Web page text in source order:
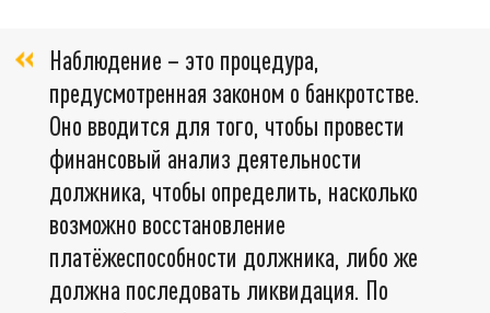
Наблюдение – это процедура,
предусмотренная законом о банкротстве.
Оно вводится для того, чтобы провести
финансовый анализ деятельности
должника, чтобы определить, насколько
возможно восстановление
платёжеспособности должника, либо же
должна последовать ликвидация. По